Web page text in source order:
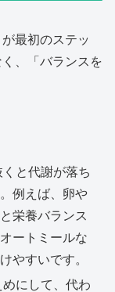
最初のステッ
、「バランスを
と代謝が落ち
例えば、卵や
栄養バランス
ートミールな
やすいです。
にして、代わ